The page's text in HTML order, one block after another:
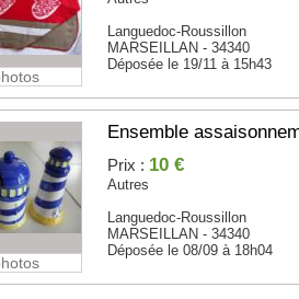
Languedoc-Roussillon
MARSEILLAN - 34340
Déposée le 19/11 à 15h43
Ensemble
Prix : 10 €
Autres
Languedoc-Roussillon
MARSEILLAN - 34340
Déposée le 08/09 à 18h04